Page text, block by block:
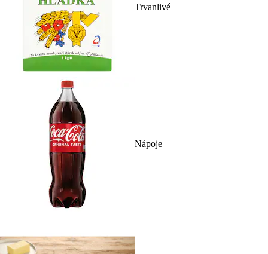
Trvanlivé
Nápoje